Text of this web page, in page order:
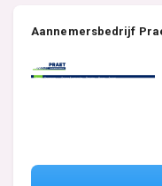
Aannemersbedrijf